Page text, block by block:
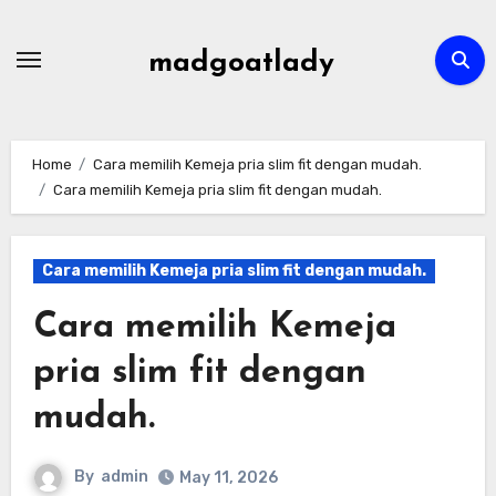
madgoatlady
Home
Cara memilih Kemeja pria slim fit dengan mudah.
Cara memilih Kemeja pria slim fit dengan mudah.
Cara memilih Kemeja pria slim fit dengan mudah.
Cara memilih Kemeja
pria slim fit dengan
mudah.
By admin May 11, 2026